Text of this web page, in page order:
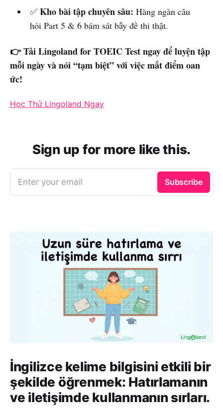
✅ Kho bài tập chuyên sâu: Hàng ngàn câu
hỏi Part 5 & 6 bám sát bẫy đề thi thật.
👉 Tải Lingoland for TOEIC Test ngay để luyện tập
mỗi ngày và nói “tạm biệt” với việc mất điểm oan
ức!
Học Thử Lingoland Ngay
Sign up for more like this.
Enter your email Subscribe
İngilizce kelime bilgisini etkili bir
şekilde öğrenmek: Hatırlamanın
ve iletişimde kullanmanın sırları.